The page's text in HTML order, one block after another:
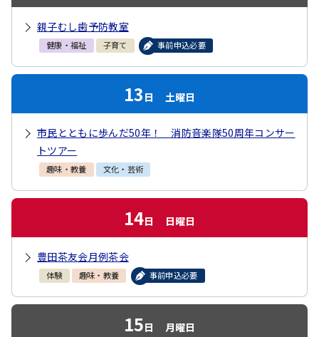
親子むし歯予防教室
健康・福祉 子育て 事前申込必要
13 日 土曜日
市民とともに歩んだ50年！ 消防音楽隊50周年コンサー
トツアー
趣味・教養 文化・芸術
14日 日曜日
豊田茶友会月例茶会
体験 趣味・教養 事前申込必要
15日 月曜日